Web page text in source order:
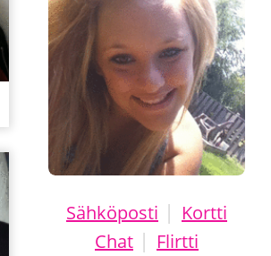
Sähköposti | Kortti
Chat | Flirtti